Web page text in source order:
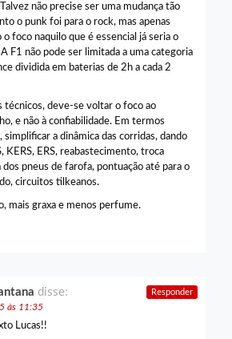
não precise ser uma mudança tão
o punk foi para o rock, mas apenas
o foco naquilo que é essencial já seria o
F1 não pode ser limitada a uma categoria
dividida em baterias de 2h a cada 2
técnicos, deve-se voltar o foco ao
e não à confiabilidade. Em termos
simplificar a dinâmica das corridas, dando
KERS, ERS, reabastecimento, troca
pneus de farofa, pontuação até para o
circuitos tilkeanos.
mais graxa e menos perfume.
disse:
às 11:35
Lucas!!
Responder